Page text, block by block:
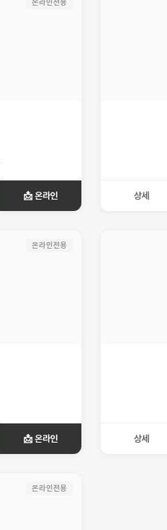
온라인전용
📩 온라인 상세
온라인전용
📩 온라인 상세
온라인전용